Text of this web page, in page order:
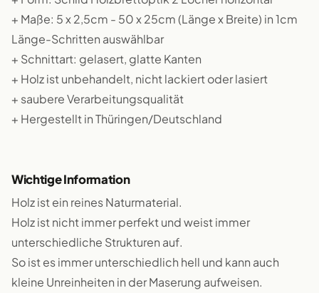
+ Maße: 5 x 2,5cm - 50 x 25cm (Länge x Breite) in 1cm
Länge-Schritten auswählbar
+ Schnittart: gelasert, glatte Kanten
+ Holz ist unbehandelt, nicht lackiert oder lasiert
+ saubere Verarbeitungsqualität
+ Hergestellt in Thüringen/Deutschland
Wichtige Information
Holz ist ein reines Naturmaterial.
Holz ist nicht immer perfekt und weist immer
unterschiedliche Strukturen auf.
So ist es immer unterschiedlich hell und kann auch
kleine Unreinheiten in der Maserung aufweisen.